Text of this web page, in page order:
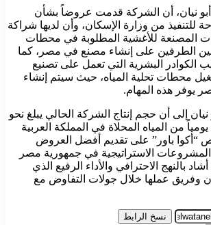
نيان، أن الشركة قدمت عروضاً بشأن
للتنفيذ من وزارة الإسكان، وأن لديها شراكة
المصنعة للأغشية المطلوبة في محطات
بين الطرفين على إنشاء مصنع في مصر، كما
الكوادر البشرية التي تعمل على تصنيع
محطات تحلية المياه، حيث سيتم إنشاء
يوفر هذه المهام.
إلى أن حجم إنتاج الشركة الحالي يبلغ نحو
من المياه المحلاة في المملكة العربية
“أكوا باور” على تقديم أفضل العروض
المشروعات الاستراتيجية في جمهورية مصر
بالنهج الاحترافي والأداء الرفيع الذي
وفريق عملها خلال جولات التفاوض مع
نسخ الرابط